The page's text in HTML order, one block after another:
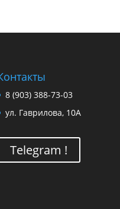
8 (903) 388-73-03
ул. Гаврилова, 10А
Telegram !